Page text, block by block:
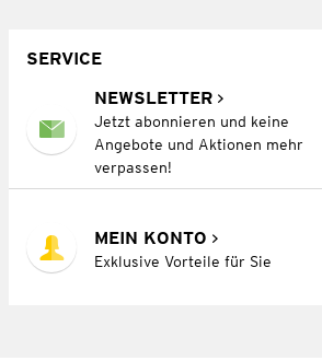
SERVICE
NEWSLETTER
Jetzt abonnieren und keine
Angebote und Aktionen mehr
verpassen!
MEIN KONTO
Exklusive Vorteile für Sie